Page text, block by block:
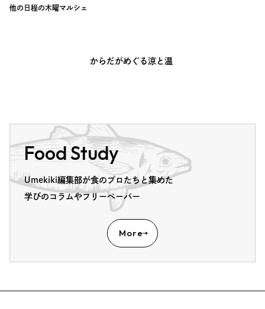
他の日程の木曜マルシェ
からだがめぐる涼と温
Food Study
Umekiki編集部が食のプロたちと集めた
学びのコラムやフリーペーパー
More